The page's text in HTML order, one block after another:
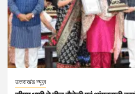
उत्तराखंड न्यूज़